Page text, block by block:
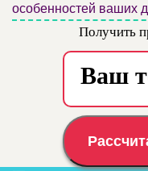
особенностей ваших
Получить